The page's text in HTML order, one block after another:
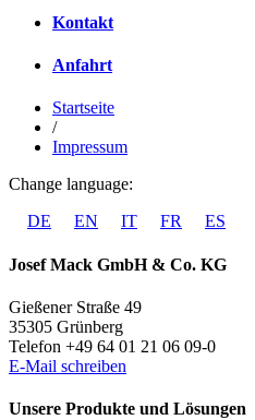
Kontakt
Anfahrt
Startseite
/
Impressum
Change language:
DE
EN IT FR ES
Josef Mack GmbH & Co. KG
Gießener Straße 49
35305 Grünberg
Telefon +49 64 01 21 06 09-0
E-Mail schreiben
Unsere Produkte und Lösungen